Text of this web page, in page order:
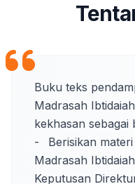
Buku teks
Madrasah
kekhasan sebagai
-	Berisikan materi bahasa Arab untuk
Madrasah
Keputusan